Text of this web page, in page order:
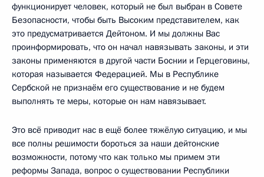
функционирует человек, который не был выбран в Совете
Безопасности, чтобы быть Высоким представителем, как
это предусматривается Дейтоном. И мы должны Вас
проинформировать, что он начал навязывать законы, и эти
законы применяются в другой части Боснии и Герцеговины,
которая называется Федерацией. Мы в Республике
Сербской не признаём его существование и не будем
выполнять те меры, которые он нам навязывает.
Это всё приводит нас в ещё более тяжёлую ситуацию, и мы
все полны решимости бороться за наши дейтонские
возможности, потому что как только мы примем эти
реформы Запада, вопрос о существовании Республики